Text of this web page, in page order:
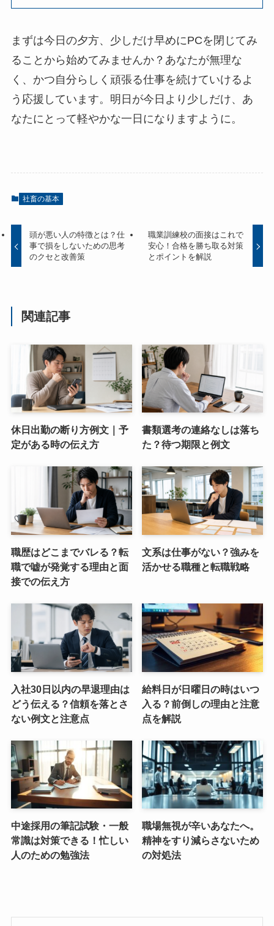
まずは今日の夕方、少しだけ早めにPCを閉じてみ
ることから始めてみませんか？あなたが無理な
く、かつ自分らしく頑張る仕事を続けていけるよ
う応援しています。明日が今日より少しだけ、あ
なたにとって軽やかな一日になりますように。
社畜の基本
頭が悪い人の特徴とは？仕
事で損をしないための思考
のクセと改善策
職業訓練校の面接はこれで
安心！合格を勝ち取る対策
とポイントを解説
関連記事
休日出勤の断り方例文｜予
定がある時の伝え方
書類選考の連絡なしは落ち
た？待つ期限と例文
職歴はどこまでバレる？転
職で嘘が発覚する理由と面
接での伝え方
文系は仕事がない？強みを
活かせる職種と転職戦略
入社30日以内の早退理由は
どう伝える？信頼を落とさ
ない例文と注意点
給料日が日曜日の時はいつ
入る？前倒しの理由と注意
点を解説
中途採用の筆記試験・一般
常識は対策できる！忙しい
人のための勉強法
職場無視が辛いあなたへ。
精神をすり減らさないため
の対処法